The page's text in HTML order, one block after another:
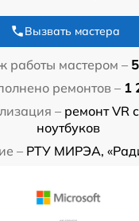
Вызвать мастера
работы мастером –
ремонтов – 1
– ремонт VR
ноутбуков
– РТУ МИРЭА,